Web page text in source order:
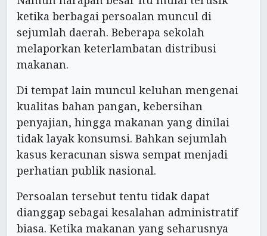
ketika berbagai persoalan muncul di
sejumlah daerah. Beberapa sekolah
melaporkan keterlambatan distribusi
makanan.
Di tempat lain muncul keluhan mengenai
kualitas bahan pangan, kebersihan
penyajian, hingga makanan yang dinilai
tidak layak konsumsi. Bahkan sejumlah
kasus keracunan siswa sempat menjadi
perhatian publik nasional.
Persoalan tersebut tentu tidak dapat
dianggap sebagai kesalahan administratif
biasa. Ketika makanan yang seharusnya